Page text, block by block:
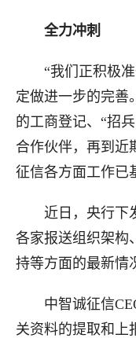
全力冲刺
“我们正积极准
定做进一步的完善
的工商登记、“招
合作伙伴，再到近
征信各方面工作已
近日，央行下发
各家报送组织架构
持等方面的最新情
中智诚征信CEO
关资料的提取和上